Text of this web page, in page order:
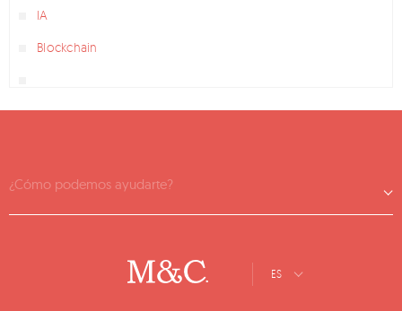
IA
Blockchain
¿Cómo podemos ayudarte?
ES